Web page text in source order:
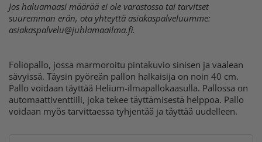
Jos haluamaasi määrää ei ole varastossa tai tarvitset
suuremman erän, ota yhteyttä asiakaspalveluumme:
asiakaspalvelu@juhlamaailma.fi.
Foliopallo, jossa marmoroitu pintakuvio sinisen ja vaalean
sävyissä. Täysin pyöreän pallon halkaisija on noin 40 cm.
Pallo voidaan täyttää Helium-ilmapallokaasulla. Pallossa on
automaattiventtiili, joka tekee täyttämisestä helppoa. Pallo
voidaan myös tarvittaessa tyhjentää ja täyttää uudelleen.